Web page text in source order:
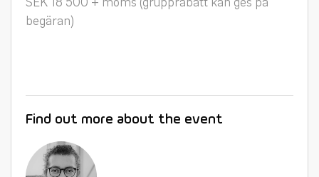
begäran)
Find out more about the event